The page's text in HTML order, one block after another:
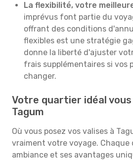
La flexibilité, votre
imprévus font partie du
offrant des conditions
flexibles est une stratégie
donne la liberté d'ajuster
frais supplémentaires si vos
changer.
Votre quartier idéal
Tagum
Où vous posez vos valises à
vraiment votre voyage. Chaque
ambiance et ses avantages